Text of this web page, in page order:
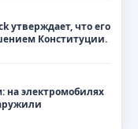
утверждает, что его
Конституции.
электромобилях